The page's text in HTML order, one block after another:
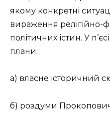
якому конкретні
вираження релігійно-
політичних істин. У
плани:
а) власне історичний
б) роздуми